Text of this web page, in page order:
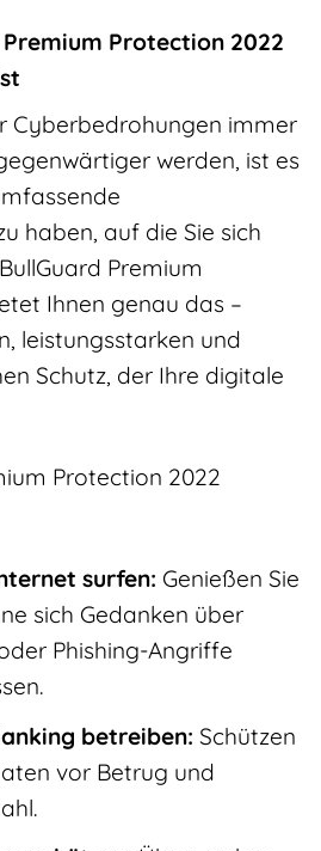
Protection 2022
Cyberbedrohungen immer
werden, ist es
haben, auf die Sie sich
Premium
Ihnen genau das –
leistungsstarken und
Schutz, der Ihre digitale
Protection 2022
surfen: Genießen Sie
sich Gedanken über
Phishing-Angriffe
betreiben: Schützen
vor Betrug und